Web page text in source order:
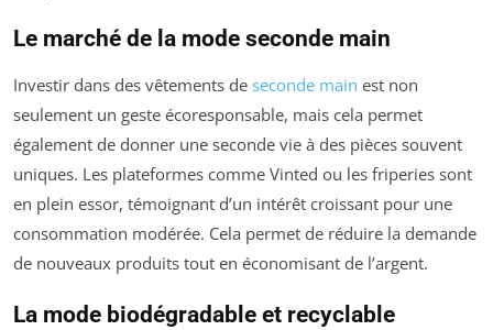
Le marché de la mode seconde main
Investir dans des vêtements de seconde main est non
seulement un geste écoresponsable, mais cela permet
également de donner une seconde vie à des pièces souvent
uniques. Les plateformes comme Vinted ou les friperies sont
en plein essor, témoignant d’un intérêt croissant pour une
consommation modérée. Cela permet de réduire la demande
de nouveaux produits tout en économisant de l’argent.
La mode biodégradable et recyclable